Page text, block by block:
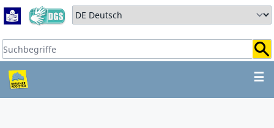
Zum Hauptbereich springen
Zum Hauptmenü springen
Sprache auswählen:
Suchbegriffe:
☰
ZUM HAUPTBEREICH